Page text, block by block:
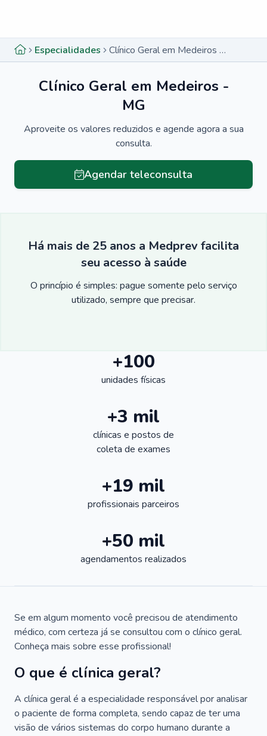
Especialidades Clínico Geral em Medeiros - MG
Clínico Geral em Medeiros -
MG
Aproveite os valores reduzidos e agende agora a sua
consulta.
Agendar teleconsulta
Há mais de 25 anos a Medprev facilita
seu acesso à saúde
O princípio é simples: pague somente pelo serviço
utilizado, sempre que precisar.
+100
unidades físicas
+3 mil
clínicas e postos de
coleta de exames
+19 mil
profissionais parceiros
+50 mil
agendamentos realizados
Se em algum momento você precisou de atendimento
médico, com certeza já se consultou com o clínico geral.
Conheça mais sobre esse profissional!
O que é clínica geral?
A clínica geral é a especialidade responsável por analisar
o paciente de forma completa, sendo capaz de ter uma
visão de vários sistemas do corpo humano durante a